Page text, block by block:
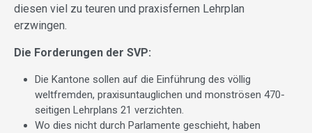
diesen viel zu teuren und praxisfernen Lehrplan
erzwingen.
Die Forderungen der SVP:
Die Kantone sollen auf die Einführung des völlig
weltfremden, praxisuntauglichen und monströsen 470-
seitigen Lehrplans 21 verzichten.
Wo dies nicht durch Parlamente geschieht, haben